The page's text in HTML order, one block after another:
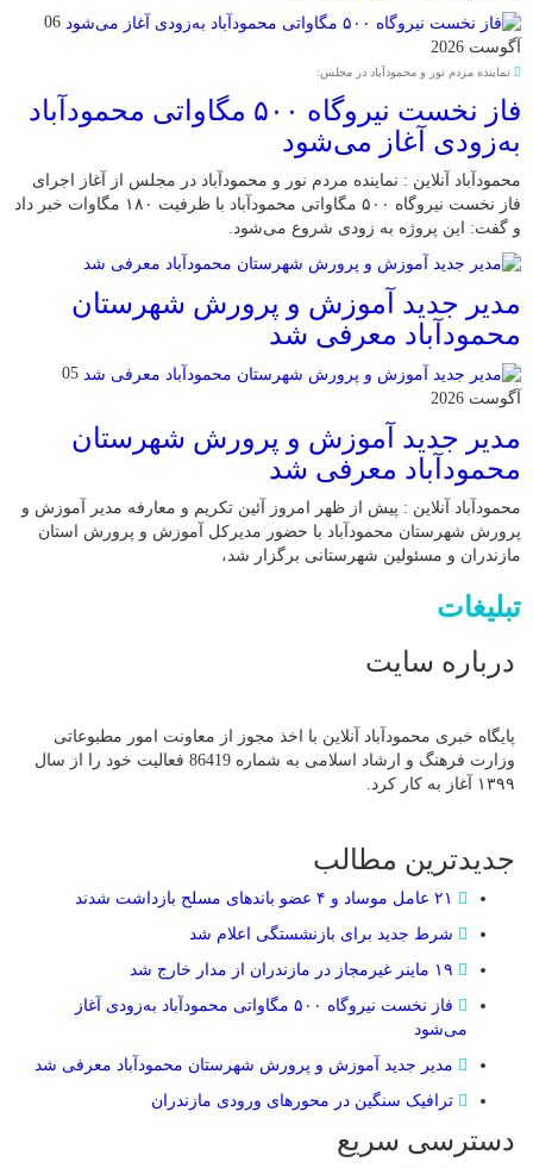
06
آگوست 2026
نماینده مردم نور و محمودآباد در مجلس:
فاز نخست نیروگاه ۵۰۰ مگاواتی محمودآباد
به‌زودی آغاز می‌شود
محمودآباد آنلاین : نماینده مردم نور و محمودآباد در مجلس از آغاز اجرای
فاز نخست نیروگاه ۵۰۰ مگاواتی محمودآباد با ظرفیت ۱۸۰ مگاوات خبر داد
و گفت: این پروژه به زودی شروع می‌شود.
مدیر جدید آموزش و پرورش شهرستان
محمودآباد معرفی شد
05
آگوست 2026
مدیر جدید آموزش و پرورش شهرستان
محمودآباد معرفی شد
محمودآباد آنلاین : پیش از ظهر امروز آئین تکریم و معارفه مدیر آموزش و
پرورش شهرستان محمودآباد با حضور مدیرکل آموزش و پرورش استان
مازندران و مسئولین شهرستانی برگزار شد،
تبلیغات
درباره سایت
پایگاه خبری محمودآباد آنلاین با اخذ مجوز از معاونت امور مطبوعاتی
وزارت فرهنگ و ارشاد اسلامی به شماره 86419 فعالیت خود را از سال
۱۳۹۹ آغاز به کار کرد.
جدیدترین مطالب
شرط جدید برای بازنشستگی اعلام شد
فاز نخست نیروگاه ۵۰۰ مگاواتی محمودآباد به‌زودی آغاز
می‌شود
مدیر جدید آموزش و پرورش شهرستان محمودآباد معرفی شد
ترافیک سنگین در محور‌های ورودی مازندران
دسترسی سریع